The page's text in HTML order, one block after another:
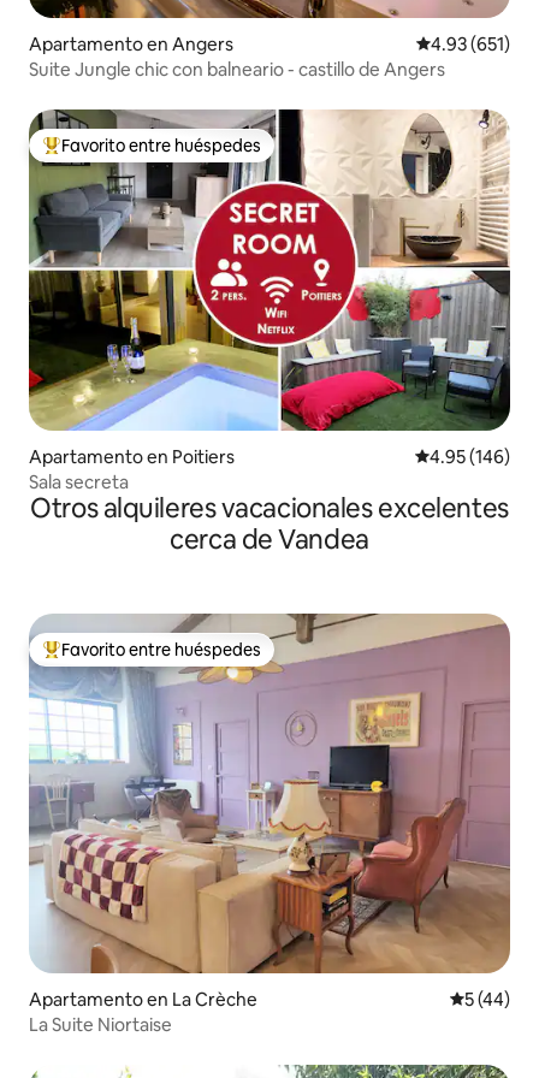
Apartamento en Angers Calificación
4.93 (651)
Suite Jungle chic con balneario - castillo de Angers
Favorito entre huéspedes preferido
Favorito entre huéspedes
Apartamento en Poitiers Calificación
4.95 (146)
Sala secreta
Otros alquileres vacacionales excelentes
cerca de Vandea
Favorito entre huéspedes preferido
Favorito entre huéspedes
Apartamento en La Crèche
5 (44)
La Suite Niortaise